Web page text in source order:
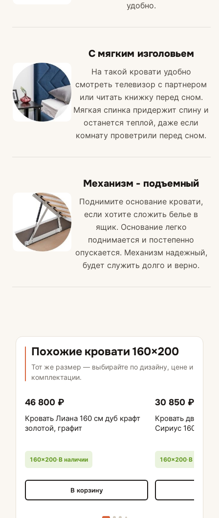
удобно.
С мягким изголовьем
На такой кровати удобно
смотреть телевизор с партнером
или читать книжку перед сном.
Мягкая спинка придержит спину и
останется теплой, даже если
комнату проветрили перед сном.
Механизм - подъемный
Поднимите основание кровати,
если хотите сложить белье в
ящик. Основание легко
поднимается и постепенно
опускается. Механизм надежный,
будет служить долго и верно.
Похожие кровати 160×200
Тот же размер — выбирайте по дизайну, цене и
комплектации.
46 800 ₽
Кровать Лиана 160 см дуб крафт
золотой, графит
160×200·В наличии
В корзину
30 850 ₽
Кровать
Сириус 160х200
160×200·В наличии